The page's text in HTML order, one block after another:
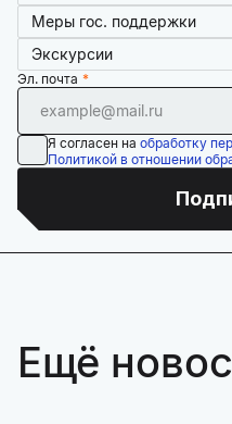
Меры гос. поддержки
Экскурсии
Эл. почта
Я согласен на обработку
Политикой в отношении
Ещё